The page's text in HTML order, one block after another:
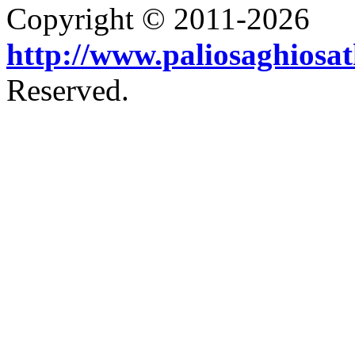
Copyright © 2011-2026
http://
Reserved.